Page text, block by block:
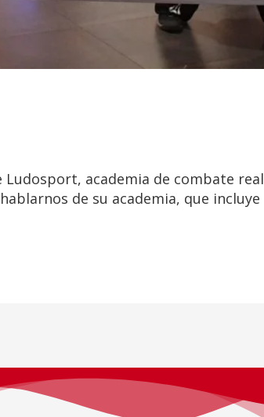
Ludosport, academia de combate real
de su academia, que incluye